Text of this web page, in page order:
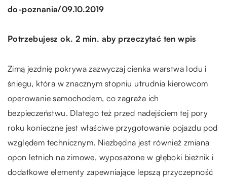
do-poznania/09.10.2019
Potrzebujesz ok. 2 min. aby przeczytać ten wpis
Zimą jezdnię pokrywa zazwyczaj cienka warstwa lodu i
śniegu, która w znacznym stopniu utrudnia kierowcom
operowanie samochodem, co zagraża ich
bezpieczeństwu. Dlatego też przed nadejściem tej pory
roku konieczne jest właściwe przygotowanie pojazdu pod
względem technicznym. Niezbędna jest również zmiana
opon letnich na zimowe, wyposażone w głęboki bieżnik i
dodatkowe elementy zapewniające lepszą przyczepność